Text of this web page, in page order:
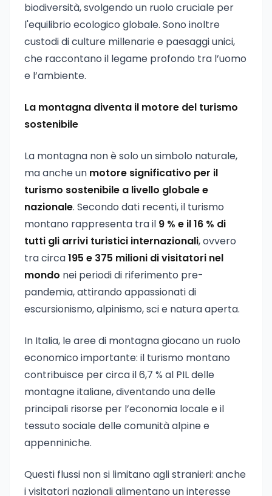
biodiversità, svolgendo un ruolo cruciale per
l'equilibrio ecologico globale. Sono inoltre
custodi di culture millenarie e paesaggi unici,
che raccontano il legame profondo tra l’uomo
e l’ambiente.
La montagna diventa il motore del turismo
sostenibile
La montagna non è solo un simbolo naturale,
ma anche un motore significativo per il
turismo sostenibile a livello globale e
nazionale. Secondo dati recenti, il turismo
montano rappresenta tra il 9 % e il 16 % di
tutti gli arrivi turistici internazionali, ovvero
tra circa195 e 375 milioni di visitatori nel
mondo nei periodi di riferimento pre-
pandemia, attirando appassionati di
escursionismo, alpinismo, sci e natura aperta.
In Italia, le aree di montagna giocano un ruolo
economico importante: il turismo montano
contribuisce per circa il 6,7 % al PIL delle
montagne italiane, diventando una delle
principali risorse per l’economia locale e il
tessuto sociale delle comunità alpine e
appenniniche.
Questi flussi non si limitano agli stranieri: anche
i visitatori nazionali alimentano un interesse